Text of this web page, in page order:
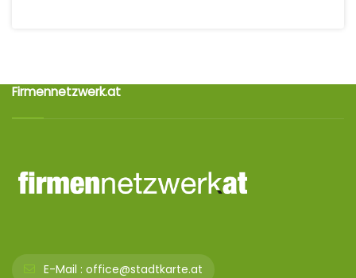
Firmennetzwerk.at
E-Mail : office@stadtkarte.at